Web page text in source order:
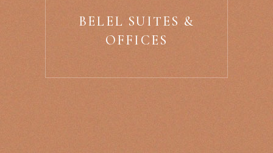
BELEL SUITES &
OFFICES